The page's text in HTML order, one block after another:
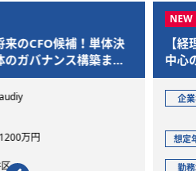
決
で
【経理課長】フルフレ
中心の柔軟な働き方！
ライベートも充実
ギグワークス株式
600万円～760万